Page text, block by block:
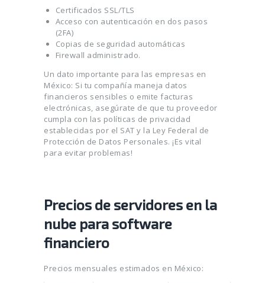
Certificados SSL/TLS
Acceso con autenticación en dos pasos
(2FA)
Copias de seguridad automáticas
Firewall administrado.
Un dato importante para las empresas en
México: Si tu compañía maneja datos
financieros sensibles o emite facturas
electrónicas, asegúrate de que tu proveedor
cumpla con las políticas de privacidad
establecidas por el SAT y la Ley Federal de
Protección de Datos Personales. ¡Es vital
para evitar problemas!
Precios de servidores en la
nube para software
financiero
Precios mensuales estimados en México: